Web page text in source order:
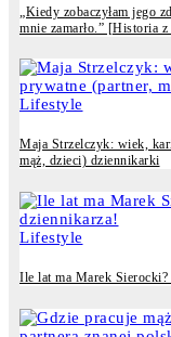
„Kiedy zobaczyłam jego
mnie zamarło.” [Historia
Lifestyle
Maja Strzelczyk: wiek,
mąż, dzieci) dziennikarki
Lifestyle
Ile lat ma Marek Sierocki?